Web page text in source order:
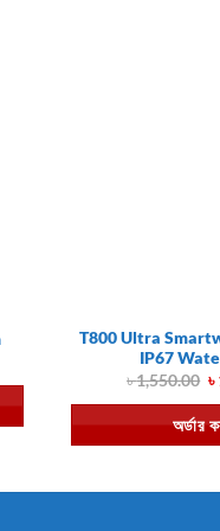
T800 Ultra
IP67
৳1,550.00
৳
৳
অর্ডার